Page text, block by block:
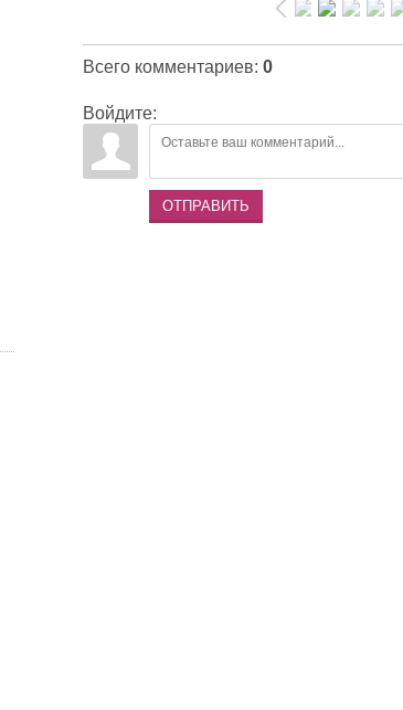
Всего комментариев: 0
Войдите:
ОТПРАВИТЬ